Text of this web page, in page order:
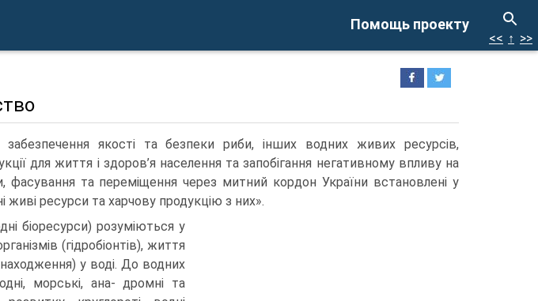
Помощь проекту
<< ↑ >>
забезпечення якості та безпеки риби, інших водних живих ресурсів,
для життя і здоров’я населення та запобігання негативному впливу на
фасування та переміщення через митний кордон України встановлені у
живі ресурси та харчову продукцію з них».
біоресурси) розуміються у
(гідробіонтів), життя
у воді. До водних
морські, ана- дромні та